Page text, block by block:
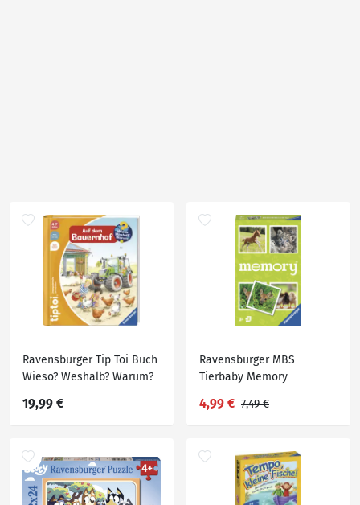
Ravensburger Tip Toi Buch
Wieso? Weshalb? Warum?
19,99 €
Ravensburger MBS
Tierbaby Memory
4,99 € 7,49 €